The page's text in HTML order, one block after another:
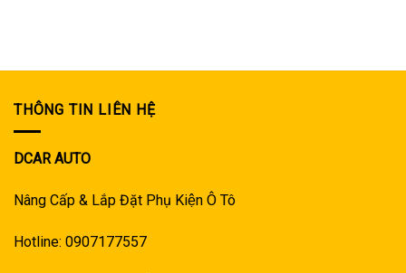
THÔNG TIN LIÊN HỆ
DCAR AUTO
Nâng Cấp & Lắp Đặt Phụ Kiện Ô Tô
Hotline: 0907177557